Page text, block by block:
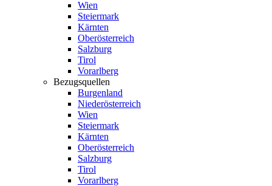
Wien
Steiermark
Kärnten
Oberösterreich
Salzburg
Tirol
Vorarlberg
Bezugsquellen
Burgenland
Niederösterreich
Wien
Steiermark
Kärnten
Oberösterreich
Salzburg
Tirol
Vorarlberg